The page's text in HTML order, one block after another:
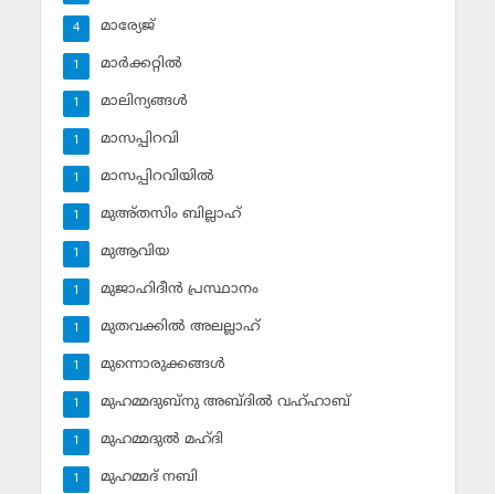
മാര്യേജ്
4
മാര്‍ക്കറ്റില്‍
1
മാലിന്യങ്ങള്‍
1
മാസപ്പിറവി
1
മാസപ്പിറവിയില്‍
1
മുഅ്തസിം ബില്ലാഹ്
1
മുആവിയ
1
മുജാഹിദീന്‍ പ്രസ്ഥാനം
1
മുതവക്കില്‍ അലല്ലാഹ്
1
മുന്നൊരുക്കങ്ങള്‍
1
മുഹമ്മദുബ്‌നു അബ്ദില്‍ വഹ്ഹാബ്
1
മുഹമ്മദുല്‍ മഹ്ദി
1
മുഹമ്മദ് നബി
1